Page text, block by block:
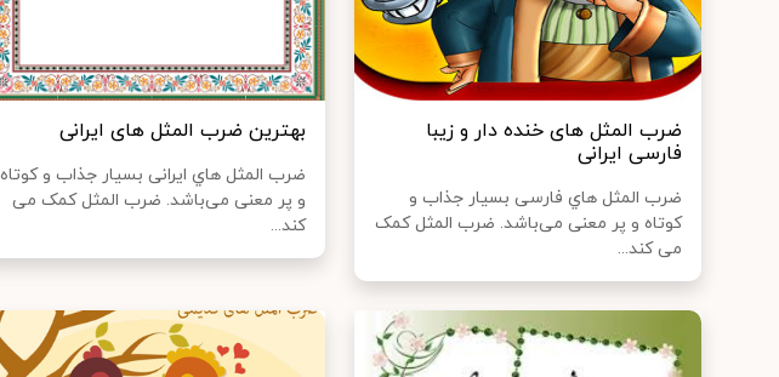
ضرب المثل های خنده دار و زیبا
فارسی ایرانی
ضرب المثل هاي‌ فارسی بسیار جذاب و
کوتاه و پر معنی می‌باشد. ضرب المثل کمک
می کند...
بهترین ضرب المثل های ایرانی
ضرب المثل هاي‌ ایرانی بسیار جذاب و کوتاه
و پر معنی می‌باشد. ضرب المثل کمک می
کند...